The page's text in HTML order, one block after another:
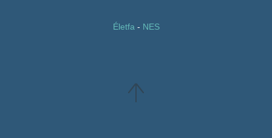
Életfa - NES